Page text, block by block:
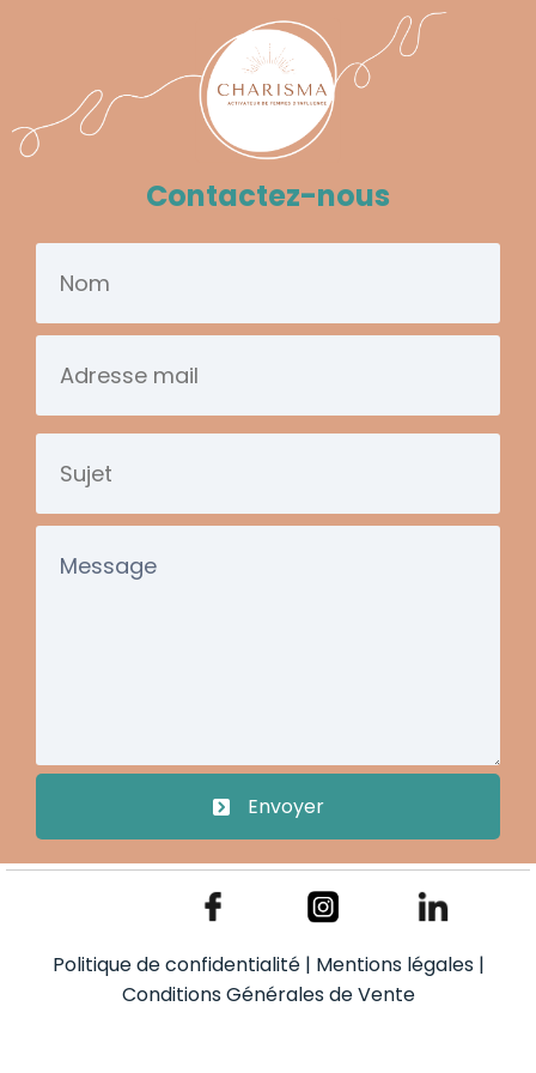
Contactez-nous
Envoyer
Politique de confidentialité| Mentions légales|
Conditions Générales de Vente